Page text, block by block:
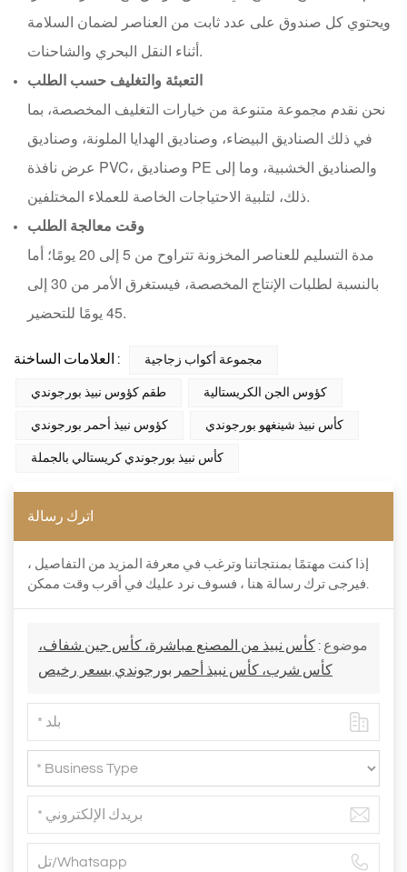
ويحتوي كل صندوق على عدد ثابت من العناصر لضمان السلامة
أثناء النقل البحري والشاحنات.
التعبئة والتغليف حسب الطلب
نحن نقدم مجموعة متنوعة من خيارات التغليف المخصصة، بما
في ذلك الصناديق البيضاء، وصناديق الهدايا الملونة، وصناديق
عرض نافذة PVC، وصناديق PE والصناديق الخشبية، وما إلى
ذلك، لتلبية الاحتياجات الخاصة للعملاء المختلفين.
وقت معالجة الطلب
مدة التسليم للعناصر المخزونة تتراوح من 5 إلى 20 يومًا؛ أما
بالنسبة لطلبات الإنتاج المخصصة، فيستغرق الأمر من 30 إلى
45 يومًا للتحضير.
العلامات الساخنة : مجموعة أكواب زجاجية
طقم كؤوس نبيذ بورجوندي كؤوس الجن الكريستالية
كؤوس نبيذ أحمر بورجوندي كأس نبيذ شينغهو بورجوندي
كأس نبيذ بورجوندي كريستالي بالجملة
اترك رسالة
إذا كنت مهتمًا بمنتجاتنا وترغب في معرفة المزيد من التفاصيل ،
موضوع : كأس نبيذ من المصنع مباشرة، كأس جين شفاف،
كأس شرب، كأس نبيذ أحمر بورجوندي بسعر رخيص